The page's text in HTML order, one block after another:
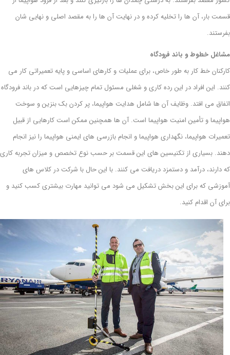
قسمت بار، آن ها را تخلیه کرده و در نهایت آن ها را به مقصد اصلی و نهایی شان
بفرستند.
مشاغل خطوط و باند فرودگاه
کارکنان خط کار به طور خاص، برای عملیات و کارهای اساسی و پایه تعمیراتی کار می
کنند. این افراد در این رده کاری و شغلی مسئول تمام چیزهایی است که در باند فرودگاه
اتفاق می افتد. وظایف آن ها شامل هدایت هواپیما، پر کردن بک بنزین و سوخت
هواپیما و تأمین امنیت هواپیما است. آن ها همچنین ممکن است کارهایی از قبیل
تعمیرات هواپیما، نگهداری هواپیما و انجام بازرسی های ایمنی هواپیما را نیز انجام
دهند. بسیاری از تکنیسین های این قسمت بر حسب نوع تخصص و میزان تجربه کاری
که دارند، درآمد و دستمزد دریافت می کنند. با این حال با شرکت در کلاس های
آموزشی که برای این بخش تشکیل می شود می توانید مهارت بیشتری کسب کنید و
برای آن اقدام کنید.